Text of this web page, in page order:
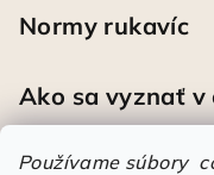
Používame súbory
Normy rukavíc
Ako sa vyznať v